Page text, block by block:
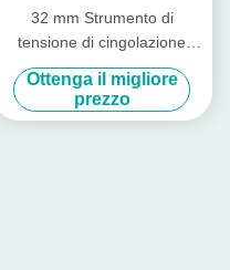
32 mm Strumento di
tensione di cingolazione
compatta e cingolato di
taglio Strumento di taglio 40
mm Strumento di tensione di
Ottenga il migliore
prezzo